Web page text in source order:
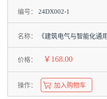
编号： 24DX002-1
名称： 《建筑电气与智能化通
价格： ￥168.00
操作： 加入购物车